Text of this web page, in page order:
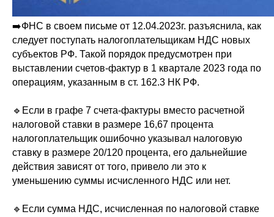
➡️ФНС в своем письме от 12.04.2023г. разъяснила, как
следует поступать налогоплательщикам НДС новых
субъектов РФ. Такой порядок предусмотрен при
выставлении счетов-фактур в 1 квартале 2023 года по
операциям, указанным в ст. 162.3 НК РФ.
🔹Если в графе 7 счета-фактуры вместо расчетной
налоговой ставки в размере 16,67 процента
налогоплательщик ошибочно указывал налоговую
ставку в размере 20/120 процента, его дальнейшие
действия зависят от того, привело ли это к
уменьшению суммы исчисленного НДС или нет.
🔹Если сумма НДС, исчисленная по налоговой ставке